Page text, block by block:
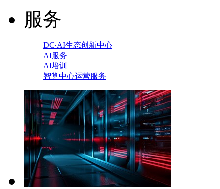
服务
DC·AI生态创新中心
AI服务
AI培训
智算中心运营服务